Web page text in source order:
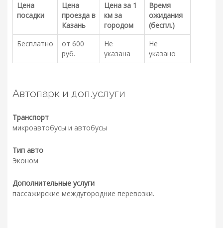
Цена
посадки
Цена
проезда в
Казань
Цена за 1
км за
городом
Время
ожидания
(беспл.)
Бесплатно
от 600
руб.
Не
указана
Не
указано
Автопарк и доп.услуги
Транспорт
микроавтобусы и автобусы
Тип авто
Эконом
Дополнительные услуги
пассажирские междугородние перевозки.